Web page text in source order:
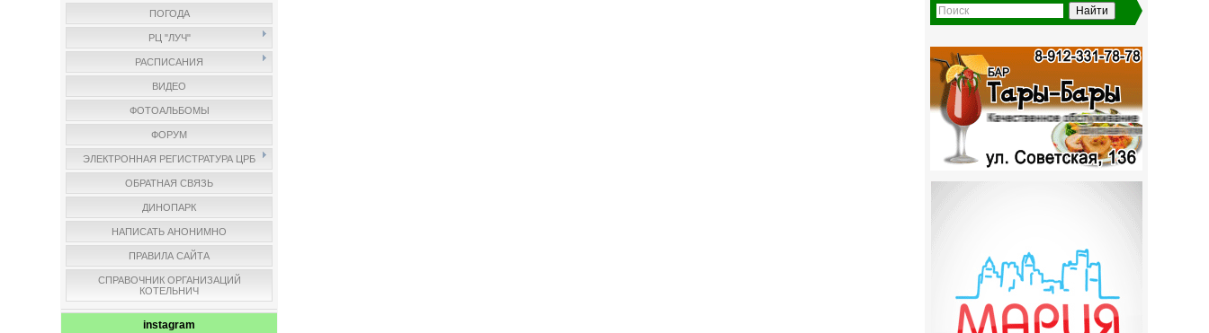
ПОГОДА
РЦ "ЛУЧ"
РАСПИСАНИЯ
ВИДЕО
ФОТОАЛЬБОМЫ
ФОРУМ
ЭЛЕКТРОННАЯ РЕГИСТРАТУРА ЦРБ
ОБРАТНАЯ СВЯЗЬ
ДИНОПАРК
НАПИСАТЬ АНОНИМНО
ПРАВИЛА САЙТА
СПРАВОЧНИК ОРГАНИЗАЦИЙ
КОТЕЛЬНИЧ
instagram